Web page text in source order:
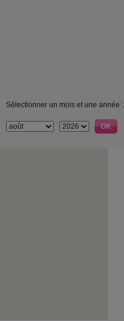
Sélectionner un mois et une année :